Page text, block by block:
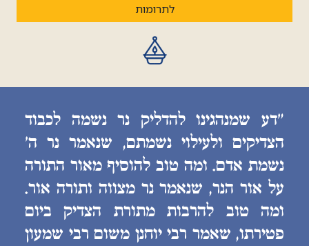
לתרומות
״דע שמנהגינו להדליק נר נשמה לכבוד
הצדיקים ולעילוי נשמתם, שנאמר נר ה׳
נשמת אדם. ומה טוב להוסיף מאור התורה
על אור הנר, שנאמר נר מצווה ותורה אור.
ומה טוב להרבות מתורת הצדיק ביום
פטירתו, שאמר רבי יוחנן משום רבי שמעון